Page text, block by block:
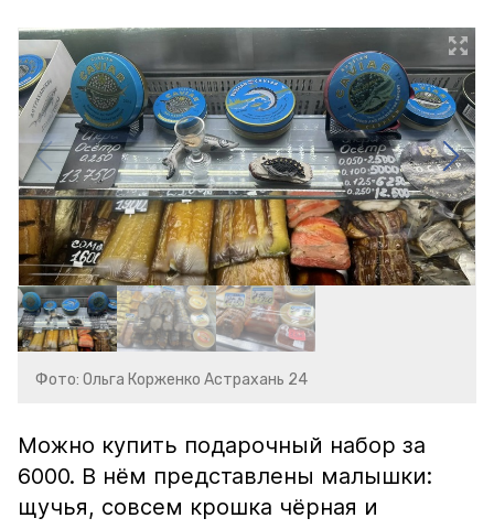
Фото: Ольга Корженко Астрахань 24
Можно купить подарочный набор за
6000. В нём представлены малышки:
щучья, совсем крошка чёрная и